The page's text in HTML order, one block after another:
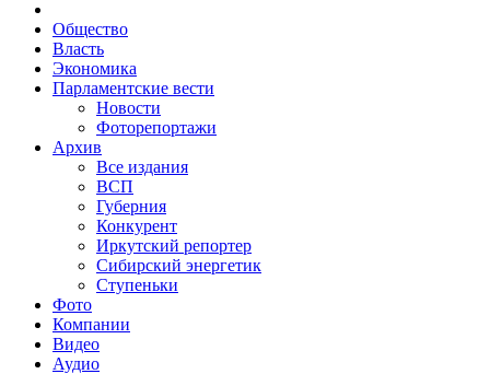
Общество
Власть
Экономика
Парламентские вести
Новости
Фоторепортажи
Архив
Все издания
ВСП
Губерния
Конкурент
Иркутский репортер
Сибирский энергетик
Ступеньки
Фото
Компании
Видео
Аудио